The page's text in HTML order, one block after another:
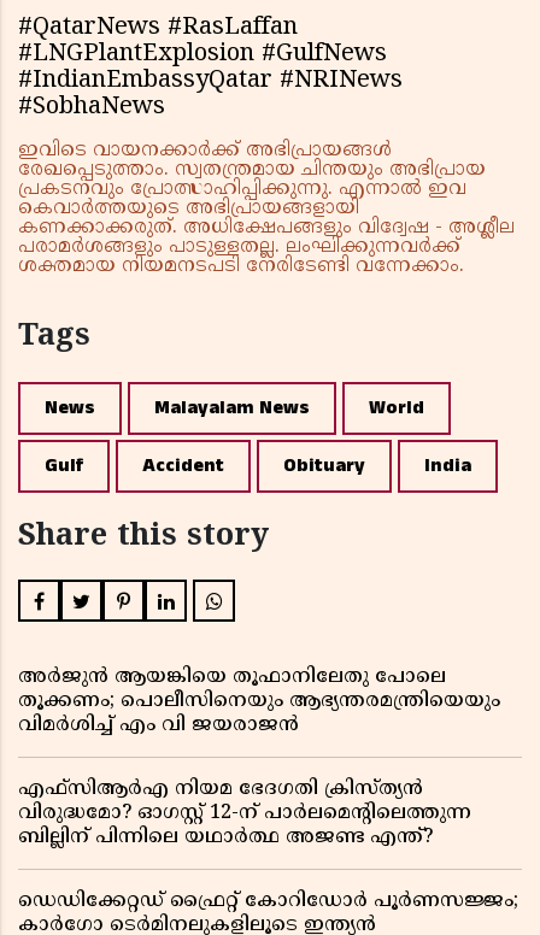
#QatarNews #RasLaffan
#LNGPlantExplosion #GulfNews
#IndianEmbassyQatar #NRINews
#SobhaNews
ഇവിടെ വായനക്കാർക്ക് അഭിപ്രായങ്ങൾ
രേഖപ്പെടുത്താം. സ്വതന്ത്രമായ ചിന്തയും അഭിപ്രായ
പ്രകടനവും പ്രോത്സാഹിപ്പിക്കുന്നു. എന്നാൽ ഇവ
കെവാർത്തയുടെ അഭിപ്രായങ്ങളായി
കണക്കാക്കരുത്. അധിക്ഷേപങ്ങളും വിദ്വേഷ - അശ്ലീല
പരാമർശങ്ങളും പാടുള്ളതല്ല. ലംഘിക്കുന്നവർക്ക്
ശക്തമായ നിയമനടപടി നേരിടേണ്ടി വന്നേക്കാം.
Tags
News Malayalam News World
Gulf Accident Obituary India
Share this story
അർജുൻ ആയങ്കിയെ തൂഫാനിലേതു പോലെ
തൂക്കണം; പൊലീസിനെയും ആഭ്യന്തരമന്ത്രിയെയും
വിമർശിച്ച് എം വി ജയരാജൻ
എഫ്സിആർഎ നിയമ ഭേദഗതി ക്രിസ്ത്യൻ
വിരുദ്ധമോ? ഓഗസ്റ്റ് 12-ന് പാർലമെന്റിലെത്തുന്ന
ബില്ലിന് പിന്നിലെ യഥാർത്ഥ അജണ്ട എന്ത്?
ഡെഡിക്കേറ്റഡ് ഫ്രൈറ്റ് കോറിഡോർ പൂർണസജ്ജം;
കാർഗോ ടെർമിനലുകളിലൂടെ ഇന്ത്യൻ